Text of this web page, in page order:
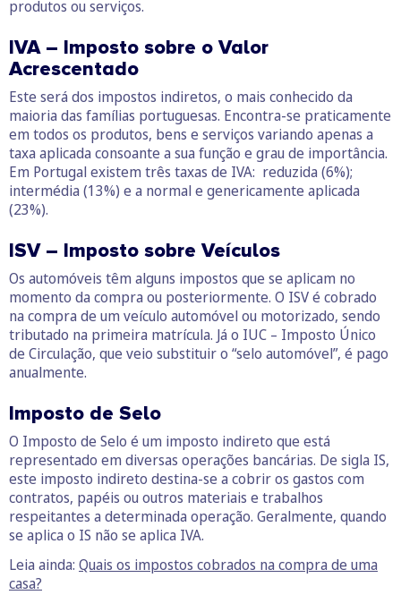
produtos ou serviços.
IVA – Imposto sobre o Valor
Acrescentado
Este será dos impostos indiretos, o mais conhecido da
maioria das famílias portuguesas. Encontra-se praticamente
em todos os produtos, bens e serviços variando apenas a
taxa aplicada consoante a sua função e grau de importância.
Em Portugal existem três taxas de IVA: reduzida (6%);
intermédia (13%) e a normal e genericamente aplicada
(23%).
ISV – Imposto sobre Veículos
Os automóveis têm alguns impostos que se aplicam no
momento da compra ou posteriormente. O ISV é cobrado
na compra de um veículo automóvel ou motorizado, sendo
tributado na primeira matrícula. Já o IUC – Imposto Único
de Circulação, que veio substituir o “selo automóvel”, é pago
anualmente.
Imposto de Selo
O Imposto de Selo é um imposto indireto que está
representado em diversas operações bancárias. De sigla IS,
este imposto indireto destina-se a cobrir os gastos com
contratos, papéis ou outros materiais e trabalhos
respeitantes a determinada operação. Geralmente, quando
se aplica o IS não se aplica IVA.
Leia ainda: Quais os impostos cobrados na compra de uma
casa?